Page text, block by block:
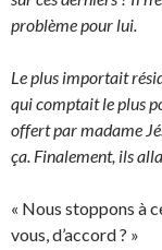
problème pour lui.
Le plus importait
qui comptait le plus
offert par madame
ça. Finalement, ils
« Nous stoppons à
vous, d’accord ? »